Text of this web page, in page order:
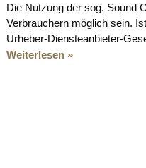
Die Nutzung der sog. Sound
Verbrauchern möglich sein.
Urheber-Diensteanbieter-
Weiterlesen »